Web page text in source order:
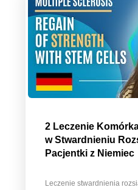
2 Leczenie
w Stwardnieniu
Pacjentki z Niemiec
Leczenie stwardnienia